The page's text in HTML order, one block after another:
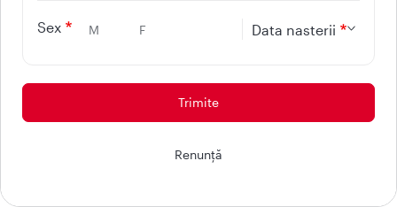
Sex M F Data nasterii
Renunţă
Ai nevoie de ajutor? Discuta cu